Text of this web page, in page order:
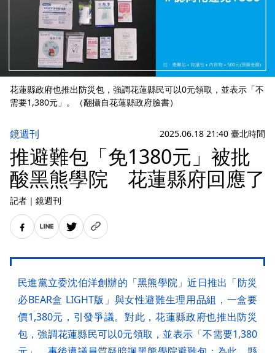
花蓮縣政府也推出防災包，強調花蓮縣民可以0元領取，並表示「不
需要1,380元」。（翻攝自花蓮縣政府臉書）
鏡週刊 2025.06.18 21:40 臺北時間
推避難包「免1380元」被批
酸黑熊學院 花蓮縣府回應了
記者 ｜ 鏡週刊
民進黨立委沈伯洋創辦的「黑熊學院」近日推出「防災
必BEAR盒 LIGHT版」與女性避難生理用品組，一盒要
價1,380元，引發爭議。對此，花蓮縣政府也推出防災
包，強調花蓮縣民可以0元領取，並表示「不需要1,380